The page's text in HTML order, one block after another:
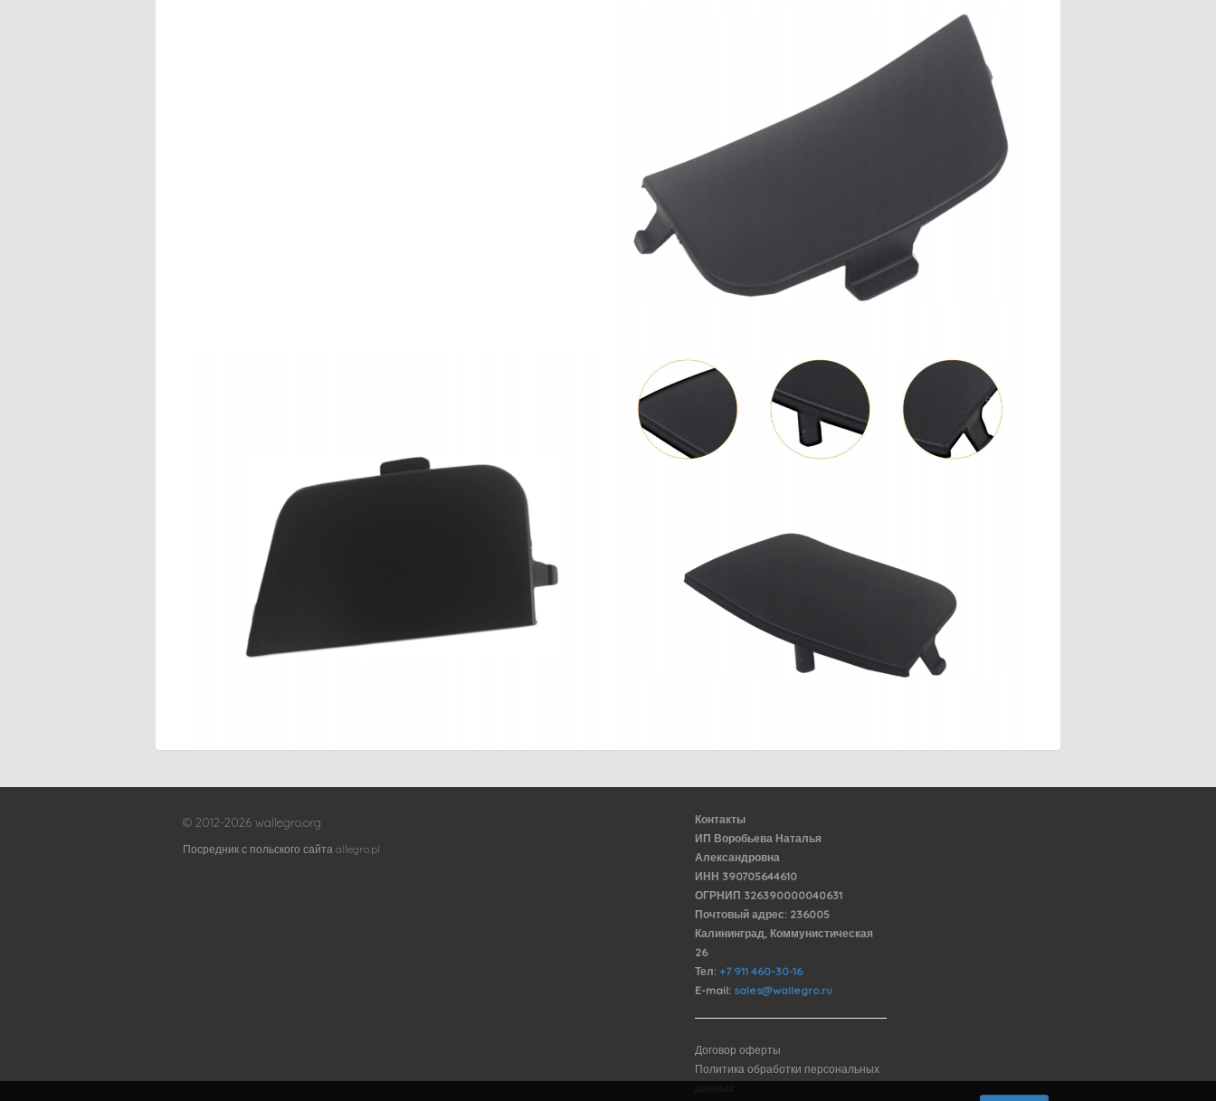
© 2012-2026 wallegro.org
Посредник с польского сайта allegro.pl
Контакты
ИП Воробьева Наталья
Александровна
ИНН 390705644610
ОГРНИП 326390000040631
Почтовый адрес: 236005
Калининград, Коммунистическая
26
Тел: +7 911 460-30-16
E-mail: sales@wallegro.ru
Договор оферты
Политика обработки персональных